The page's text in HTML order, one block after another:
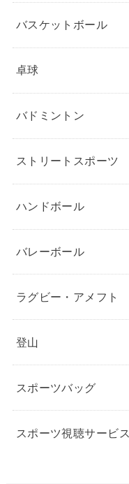
バスケットボール
卓球
バドミントン
ストリートスポーツ
ハンドボール
バレーボール
ラグビー・アメフト
登山
スポーツバッグ
スポーツ視聴サービス